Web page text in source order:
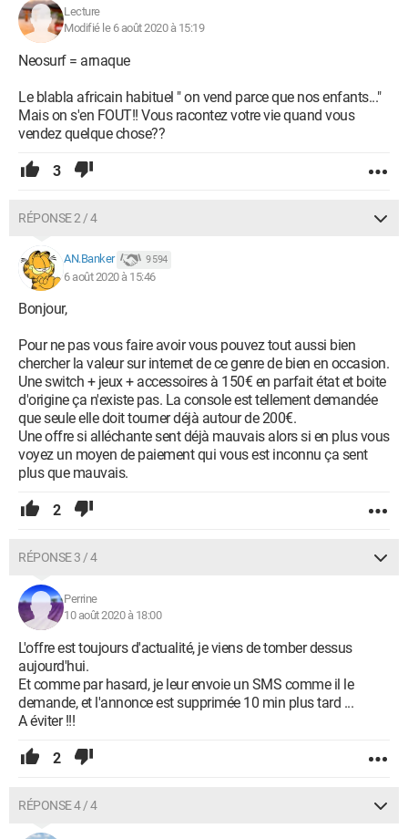
Lecture
Modifié le 6 août 2020 à 15:19
Neosurf = arnaque
Le blabla africain habituel " on vend parce que nos enfants..."
Mais on s'en FOUT!! Vous racontez votre vie quand vous
vendez quelque chose??
3
RÉPONSE 2 / 4
AN.Banker 9 594
6 août 2020 à 15:46
Bonjour,
Pour ne pas vous faire avoir vous pouvez tout aussi bien
chercher la valeur sur internet de ce genre de bien en occasion.
Une switch + jeux + accessoires à 150€ en parfait état et boite
d'origine ça n'existe pas. La console est tellement demandée
que seule elle doit tourner déjà autour de 200€.
Une offre si alléchante sent déjà mauvais alors si en plus vous
voyez un moyen de paiement qui vous est inconnu ça sent
plus que mauvais.
2
RÉPONSE 3 / 4
Perrine
10 août 2020 à 18:00
L'offre est toujours d'actualité, je viens de tomber dessus
aujourd'hui.
Et comme par hasard, je leur envoie un SMS comme il le
demande, et l'annonce est supprimée 10 min plus tard ...
A éviter !!!
2
RÉPONSE 4 / 4